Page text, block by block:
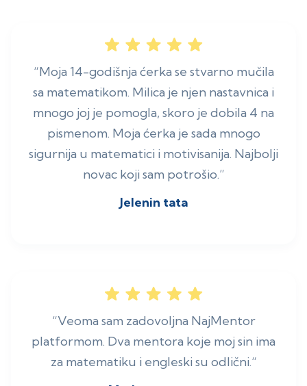
“Moja 14-godišnja ćerka se stvarno mučila
sa matematikom. Milica je njen nastavnica i
mnogo joj je pomogla, skoro je dobila 4 na
pismenom. Moja ćerka je sada mnogo
sigurnija u matematici i motivisanija. Najbolji
novac koji sam potrošio.”
Jelenin tata
“Veoma sam zadovoljna NajMentor
platformom. Dva mentora koje moj sin ima
za matematiku i engleski su odlični.“